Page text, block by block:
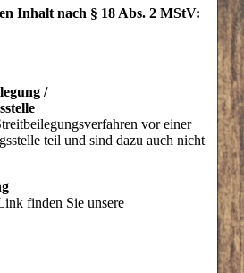
Inhalt nach § 18 Abs. 2 MStV:
/
vor einer
teil und sind dazu auch nicht
finden Sie unsere